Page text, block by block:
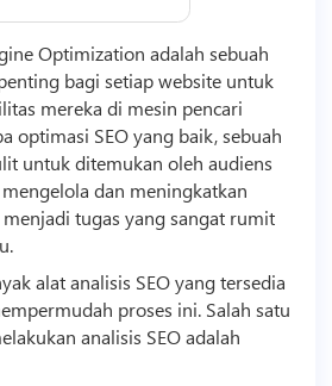
Optimization adalah sebuah
bagi setiap website untuk
mereka di mesin pencari
optimasi SEO yang baik, sebuah
untuk ditemukan oleh audiens
dan meningkatkan
tugas yang sangat rumit
alat analisis SEO yang tersedia
proses ini. Salah satu
analisis SEO adalah